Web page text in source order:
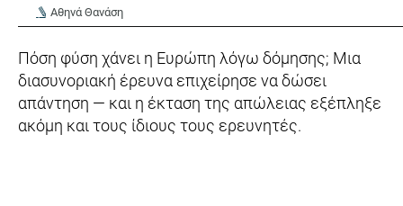
Αθηνά Θανάση
Πόση φύση χάνει η Ευρώπη λόγω δόμησης; Μια
διασυνοριακή έρευνα επιχείρησε να δώσει
απάντηση — και η έκταση της απώλειας εξέπληξε
ακόμη και τους ίδιους τους ερευνητές.